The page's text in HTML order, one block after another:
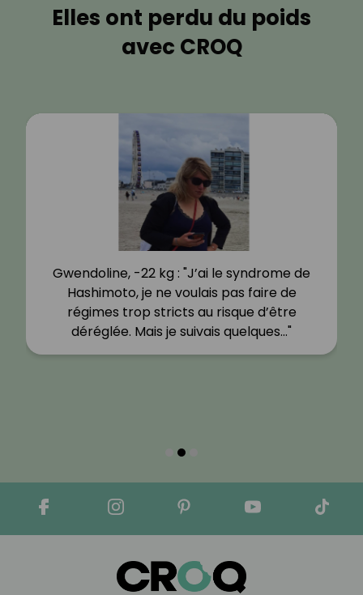
Elles ont perdu du poids
avec CROQ
Gwendoline, -22 kg : "J’ai le syndrome de
Hashimoto, je ne voulais pas faire de
régimes trop stricts au risque d’être
déréglée. Mais je suivais quelques…"